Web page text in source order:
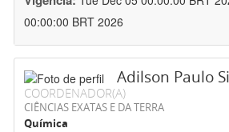
00:00:00 BRT 2026
Adilson Paulo
COORDENADOR(A)
CIÊNCIAS EXATAS E DA TERRA
Química